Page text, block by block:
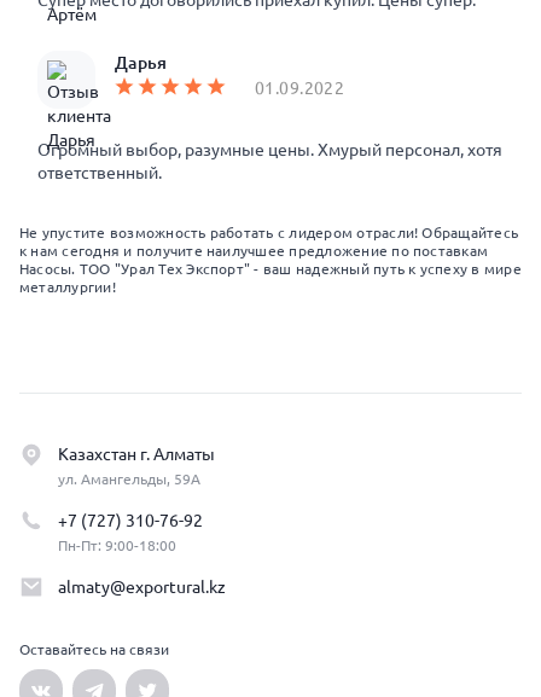
Дарья
01.09.2022
Огромный выбор, разумные цены. Хмурый персонал, хотя
ответственный.
Не упустите возможность работать с лидером отрасли! Обращайтесь
к нам сегодня и получите наилучшее предложение по поставкам
Насосы. ТОО "Урал Тех Экспорт" - ваш надежный путь к успеху в мире
металлургии!
Казахстан г. Алматы
ул. Амангельды, 59А
+7 (727) 310-76-92
Пн-Пт: 9:00-18:00
almaty@exportural.kz
Оставайтесь на связи